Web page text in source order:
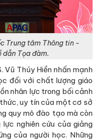
Trung tâm Thông tin -
dẫn Tọa đàm.
Vũ Thúy Hiền nhấn mạnh
đối với chất lượng giáo
nhân lực trong bối cảnh
uy tín của một cơ sở
quy mô đào tạo mà còn
nghiên cứu của giảng
của người học. Những